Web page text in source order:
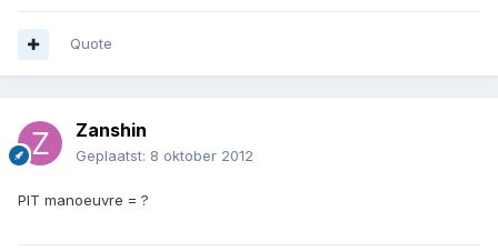
Quote
Zanshin
Geplaatst: 8 oktober 2012
PIT manoeuvre = ?